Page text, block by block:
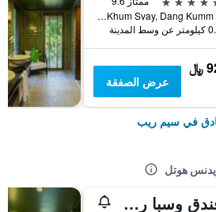
1 Vithei Charles de Gaulle, Khum Svay, Dang Kumm, سيم ريب, كمبوديا
وسط المدينة
﷼
عرض الصفقة
في سيم ريب
هوتل
فندق وسبا رويال كراون